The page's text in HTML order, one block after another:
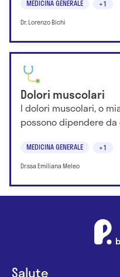
MEDICINA GENERALE +1
Dr. Lorenzo Bichi
Dolori muscolari
I dolori muscolari, o
possono dipendere
MEDICINA GENERALE +1
Dr.ssa Emiliana Meleo
Salute